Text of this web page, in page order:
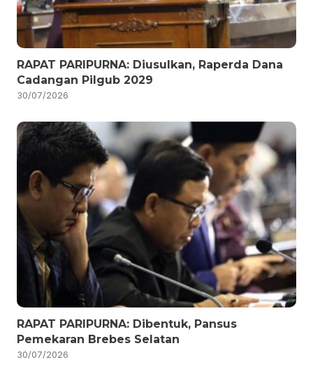
RAPAT PARIPURNA: Diusulkan, Raperda Dana
Cadangan Pilgub 2029
30/07/2026
RAPAT PARIPURNA: Dibentuk, Pansus
Pemekaran Brebes Selatan
30/07/2026